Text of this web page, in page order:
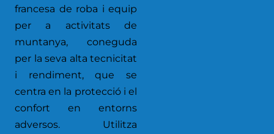
francesa de roba i equip
per a activitats de
muntanya, coneguda
per la seva alta tecnicitat
i rendiment, que se
centra en la protecció i el
confort en entorns
adversos. Utilitza